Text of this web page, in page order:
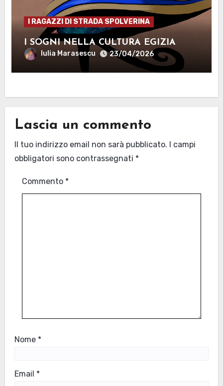
I RAGAZZI DI STRADA SPOLVERINA
I SOGNI NELLA CULTURA EGIZIA
Iulia Marasescu 23/04/2026
Lascia un commento
Il tuo indirizzo email non sarà pubblicato. I campi
obbligatori sono contrassegnati *
Commento *
Nome *
Email *